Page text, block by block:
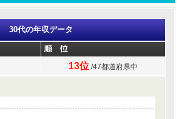
30代の年収データ
13位 /47都道府県中